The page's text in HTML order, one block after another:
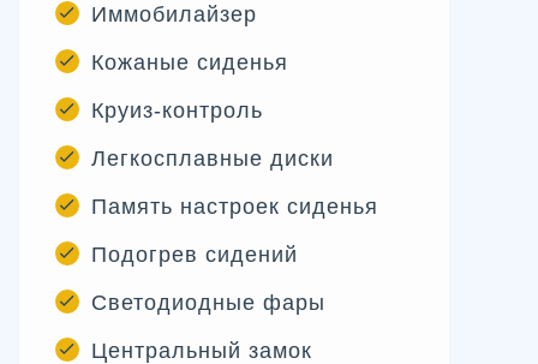
Иммобилайзер
Кожаные сиденья
Круиз-контроль
Легкосплавные диски
Память настроек сиденья
Подогрев сидений
Светодиодные фары
Центральный замок